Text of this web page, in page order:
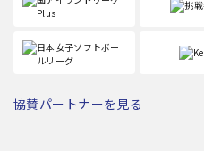
協賛パートナーを見る